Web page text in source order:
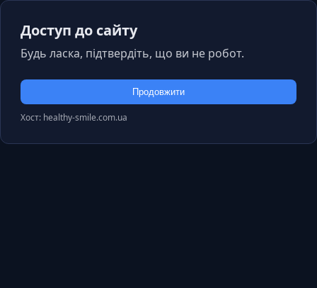
Доступ до сайту
Будь ласка, підтвердіть, що ви не робот.
Продовжити
Хост: healthy-smile.com.ua